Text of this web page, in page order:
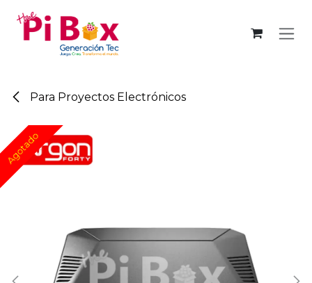
Para Proyectos Electrónicos
Agotado
Agotado